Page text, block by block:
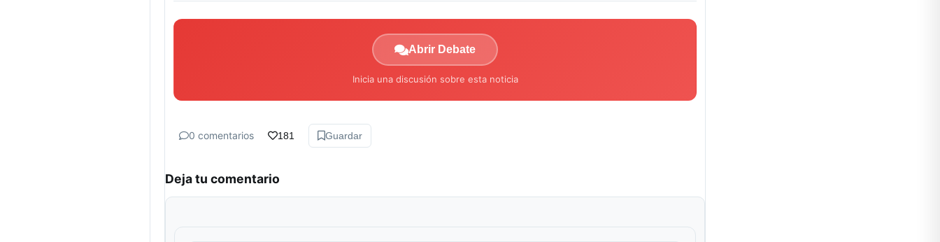
Abrir Debate
Inicia una discusión sobre esta noticia
0 comentarios 181 Guardar
Deja tu comentario